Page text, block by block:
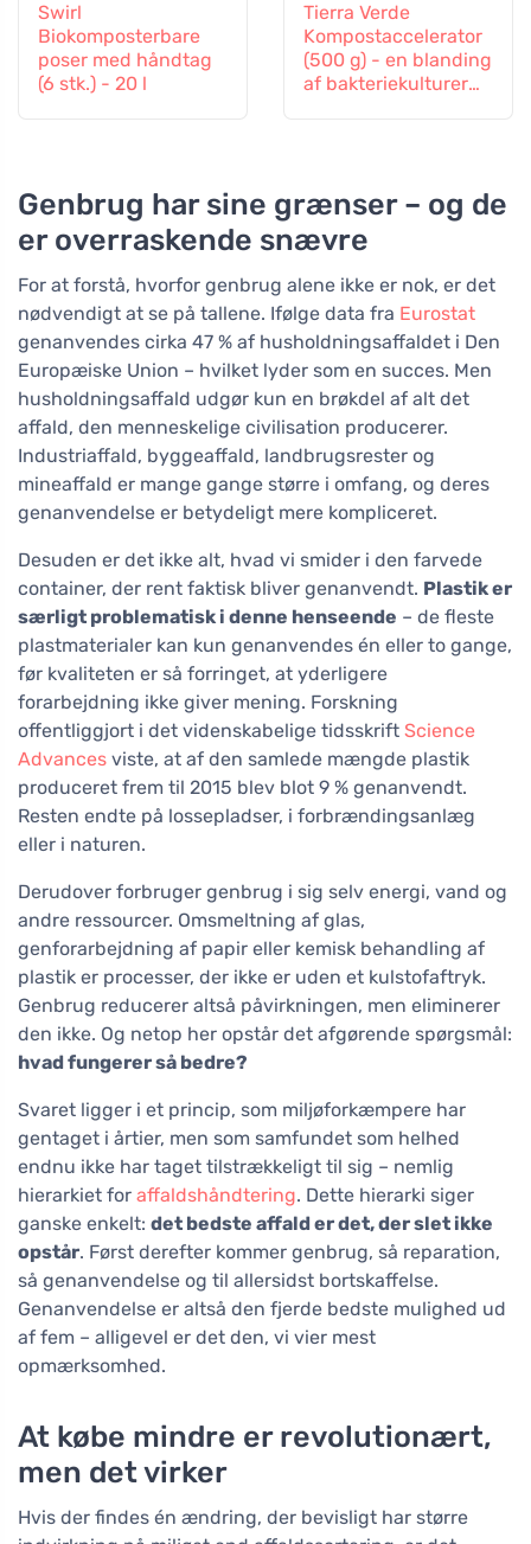
Swirl
Biokomposterbare
poser med håndtag
(6 stk.) - 20 l
Tierra Verde
Kompostaccelerator
(500 g) - en blanding
af bakteriekulturer
Genbrug har sine grænser – og de
er overraskende snævre
For at forstå, hvorfor genbrug alene ikke er nok, er det
nødvendigt at se på tallene. Ifølge data fra Eurostat
genanvendes cirka 47 % af husholdningsaffaldet i Den
Europæiske Union – hvilket lyder som en succes. Men
husholdningsaffald udgør kun en brøkdel af alt det
affald, den menneskelige civilisation producerer.
Industriaffald, byggeaffald, landbrugsrester og
mineaffald er mange gange større i omfang, og deres
genanvendelse er betydeligt mere kompliceret.
Desuden er det ikke alt, hvad vi smider i den farvede
container, der rent faktisk bliver genanvendt. Plastik er
særligt problematisk i denne henseende – de fleste
plastmaterialer kan kun genanvendes én eller to gange,
før kvaliteten er så forringet, at yderligere
forarbejdning ikke giver mening. Forskning
offentliggjort i det videnskabelige tidsskrift Science
Advances viste, at af den samlede mængde plastik
produceret frem til 2015 blev blot 9 % genanvendt.
Resten endte på lossepladser, i forbrændingsanlæg
eller i naturen.
Derudover forbruger genbrug i sig selv energi, vand og
andre ressourcer. Omsmeltning af glas,
genforarbejdning af papir eller kemisk behandling af
plastik er processer, der ikke er uden et kulstofaftryk.
Genbrug reducerer altså påvirkningen, men eliminerer
den ikke. Og netop her opstår det afgørende spørgsmål:
hvad fungerer så bedre?
Svaret ligger i et princip, som miljøforkæmpere har
gentaget i årtier, men som samfundet som helhed
endnu ikke har taget tilstrækkeligt til sig – nemlig
hierarkiet for affaldshåndtering. Dette hierarki siger
ganske enkelt: det bedste affald er det, der slet ikke
opstår. Først derefter kommer genbrug, så reparation,
så genanvendelse og til allersidst bortskaffelse.
Genanvendelse er altså den fjerde bedste mulighed ud
af fem – alligevel er det den, vi vier mest
opmærksomhed.
At købe mindre er revolutionært,
men det virker
Hvis der findes én ændring, der bevisligt har større